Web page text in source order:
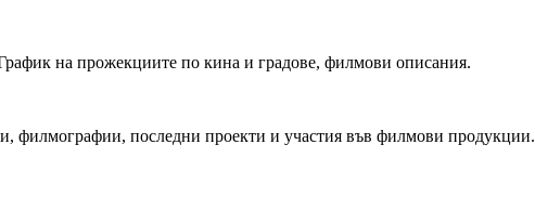
на прожекциите по кина и градове, филмови описания.
филмографии, последни проекти и участия във филмови продукции.